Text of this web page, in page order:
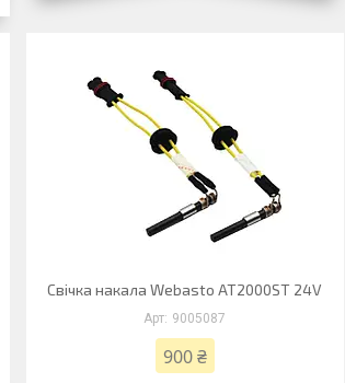
Свічка накала Webasto AT2000ST 24V
9005087
900 ₴